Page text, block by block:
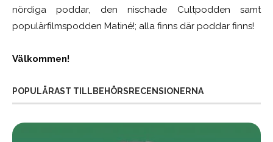
nördiga poddar, den nischade Cultpodden samt
populärfilmspodden Matiné!; alla finns där poddar finns!
Välkommen!
POPULÄRAST TILLBEHÖRSRECENSIONERNA